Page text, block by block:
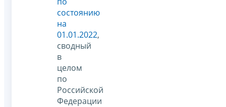
состоянию
на
01.01.2022,
сводный
в
целом
по
Российской
Федерации